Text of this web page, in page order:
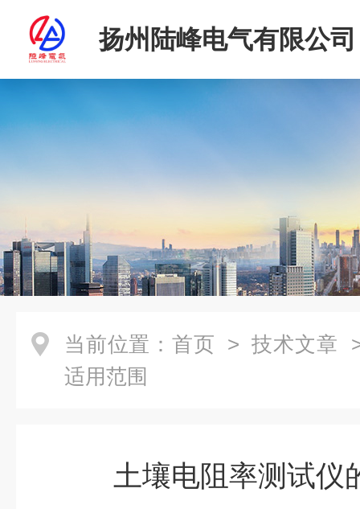
扬州陆峰电气有限公司
当前位置： 首页 > 技术文章
适用范围
土壤电阻率测试仪